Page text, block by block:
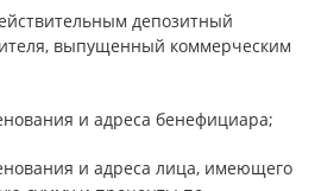
депозитный
выпущенный коммерческим
и адреса бенефициара;
и адреса лица, имеющего